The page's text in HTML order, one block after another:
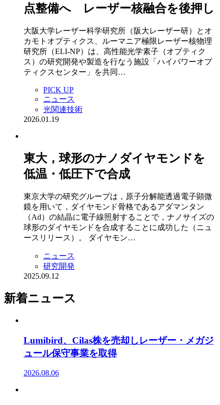
点整備へ レーザー核融合を後押し
大阪大学レーザー科学研究所（阪大レーザー研）とオ
カモトオプティクス、ルーマニア極限レーザー核物理
研究所（ELI-NP）は、高性能光学素子（オプティク
ス）の研究開発や製造を行なう施設「ハイパワーオプ
ティクスセンター」を共同…
PICK UP
ニュース
光関連技術
2026.01.19
東大，球形のナノダイヤモンドを
低温・低圧下で合成
東京大学の研究グループは，原子分解能透過電子顕微
鏡を用いて，ダイヤモンド骨格であるアダマンタン
（Ad）の結晶に電子線照射することで，ナノサイズの
球形のダイヤモンドを合成することに成功した（ニュ
ースリリース）。 ダイヤモン…
ニュース
研究開発
2025.09.12
新着ニュース
Lumibird、Cilas株を売却しレーザー・メガジ
ュール保守事業を取得
2026.08.06